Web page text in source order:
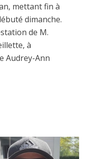
mettant fin à
dimanche.
de M.
à
Audrey-Ann